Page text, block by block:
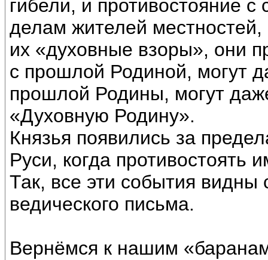
гибели, и противостояние
делам жителей
их «духовные взоры», они
с прошлой Родиной, могут
прошлой Родины, могут
«Духовную Родину».
Князья появились за
Руси, когда противостоять
Так, все эти события видны
ведического письма.
Вернёмся к нашим